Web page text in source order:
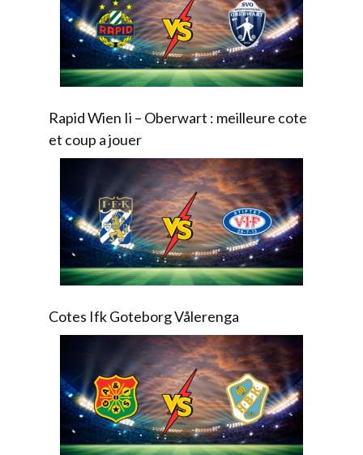
Rapid Wien Ii – Oberwart : meilleure cote
et coup a jouer
Cotes Ifk Goteborg Vålerenga